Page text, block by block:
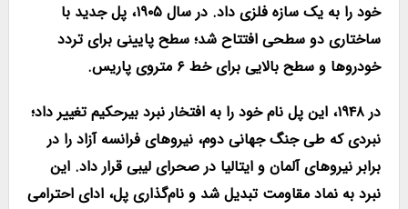
خود را به یک سازه فلزی داد.
در سال ۱۹۰۵، پل جدید با
ساختاری دو سطحی افتتاح شد؛ سطح پایینی برای تردد
خودروها و سطح بالایی برای خط ۶ متروی پاریس.
در۱۹۴۸، این پل نام خود را به افتخارنبرد بیرحکیمتغییر داد؛
نبردی که طی جنگ جهانی دوم، نیروهای فرانسه آزادرا در
برابر نیروهای آلمان و ایتالیا در صحرای لیبی قرار داد. این
نبرد به نماد مقاومت تبدیل شد و نام‌گذاری پل، ادای احترامی